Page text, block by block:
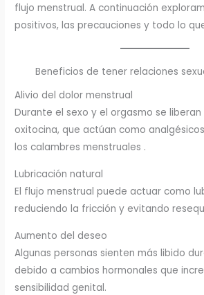
flujo menstrual. A continuación
positivos, las precauciones y todo lo
Beneficios de tener relaciones
Alivio del dolor menstrual
Durante el sexo y el orgasmo se
oxitocina, que actúan como
los calambres menstruales .
Lubricación natural
El flujo menstrual puede actuar como
reduciendo la fricción y evitando
Aumento del deseo
Algunas personas sienten más libido
debido a cambios hormonales que
sensibilidad genital.